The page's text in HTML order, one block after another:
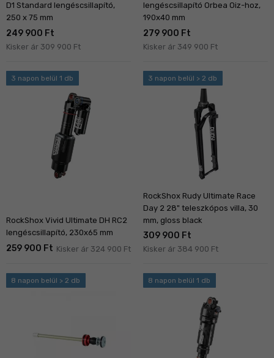
D1 Standard lengéscsillapító,
250 x 75 mm
249 900 Ft
Kisker ár 309 900 Ft
lengéscsillapító Orbea Oiz-hoz,
190x40 mm
279 900 Ft
Kisker ár 349 900 Ft
3 napon belül 1 db
RockShox Vivid Ultimate DH RC2
lengéscsillapító, 230x65 mm
259 900 Ft Kisker ár 324 900 Ft
3 napon belül > 2 db
RockShox Rudy Ultimate Race
Day 2 28" teleszkópos villa, 30
mm, gloss black
309 900 Ft
Kisker ár 384 900 Ft
8 napon belül > 2 db 8 napon belül 1 db